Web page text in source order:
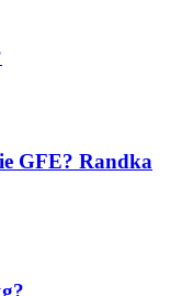
GFE? Randka